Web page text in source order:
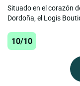
Situado en el corazón
Dordoña, el Logis
10/10